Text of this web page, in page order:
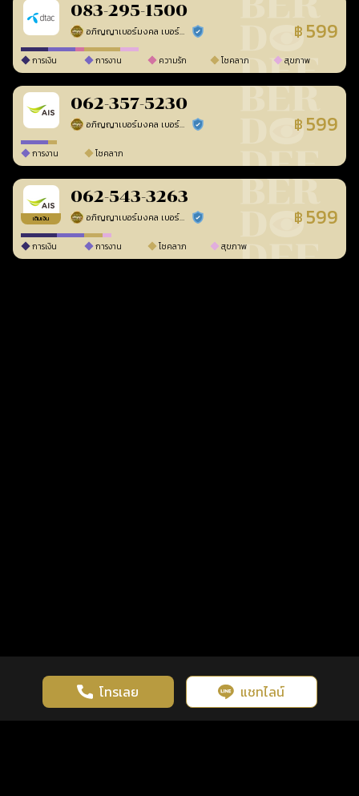
083-295-1500
อภิญญาเบอร์มงคล เบอร์สวยเลขศาสตร์ ร้านยืนยันแล้ว ฿ 599
การเงิน การงาน ความรัก โชคลาภ สุขภาพ
062-357-5230
อภิญญาเบอร์มงคล เบอร์สวยเลขศาสตร์ ร้านยืนยันแล้ว ฿ 599
การงาน โชคลาภ
เติมเงิน
062-543-3263
อภิญญาเบอร์มงคล เบอร์สวยเลขศาสตร์ ร้านยืนยันแล้ว ฿ 599
การเงิน การงาน โชคลาภ สุขภาพ
โทรเลย แชทไลน์
เว็บไซต์นี้มีการใช้งานคุกกี้ เพื่อเพิ่มประสิทธิภาพและประสบการณ์ที่ดี
ในการใช้งานเว็บไซต์ นโยบายความเป็นส่วนตัว
รู้ก่อน พร้อมกว่า ทุกจังหวะชีวิต คลิกดูดวงฟรี